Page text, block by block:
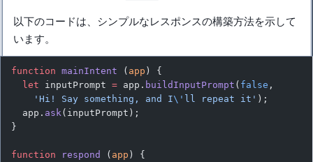
以下のコードは、シンプルなレスポンスの構築方法を示して
います。
function mainIntent ( app ) {
  let
inputPrompt = app. buildInputPrompt ( false ,
    'Hi! Say something, and I
\' ll repeat it' );
  app.
ask (inputPrompt);
}
function respond ( app ) {